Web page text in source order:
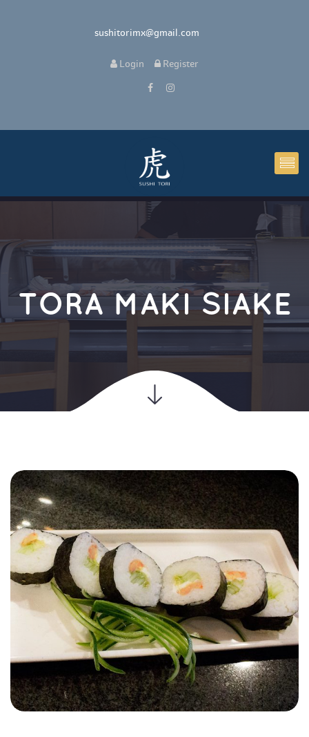
sushitorimx@gmail.com
Login Register
TORA MAKI SIAKE